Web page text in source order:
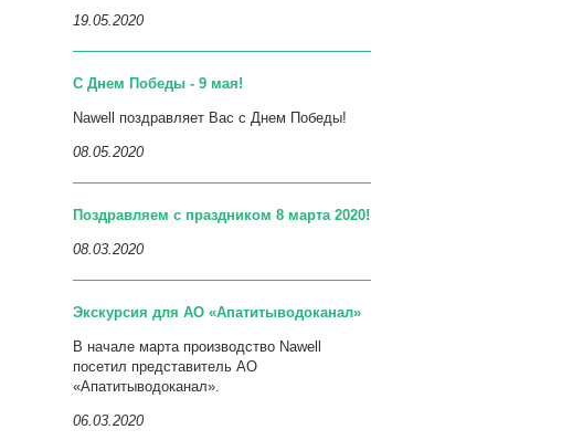
19.05.2020
С Днем Победы - 9 мая!
Nawell поздравляет Вас с Днем Победы!
08.05.2020
Поздравляем с праздником 8 марта 2020!
08.03.2020
Экскурсия для АО «Апатитыводоканал»
В начале марта производство Nawell
посетил представитель АО
«Апатитыводоканал».
06.03.2020